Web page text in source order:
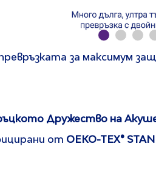
за максимум
Дружество на
от OEKO-TEX®